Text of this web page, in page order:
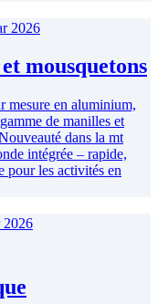
mousquetons
mesure en aluminium,
de manilles et
dans la mt
intégrée – rapide,
pour les activités en